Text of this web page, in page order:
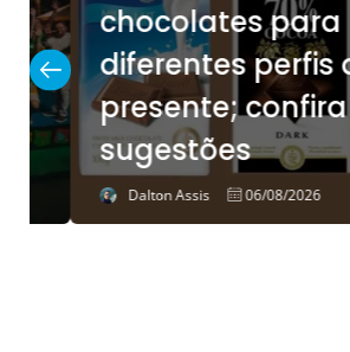
chocolates para
diferentes perfis de
presente; confira
sugestões
Dalton Assis 06/08/2026